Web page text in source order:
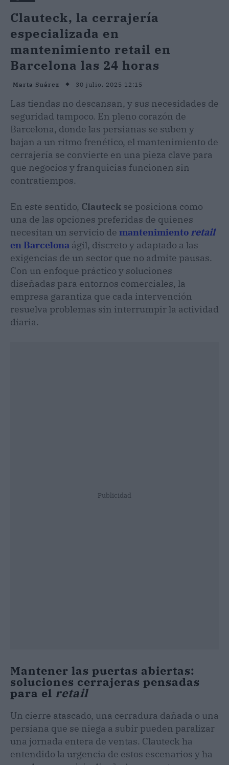
Clauteck, la cerrajería
especializada en
mantenimiento retail en
Barcelona las 24 horas
Marta Suárez 30 julio, 2025 12:15
Las tiendas no descansan, y sus necesidades de
seguridad tampoco. En pleno corazón de
Barcelona, donde las persianas se suben y
bajan a un ritmo frenético, el mantenimiento de
cerrajería se convierte en una pieza clave para
que negocios y franquicias funcionen sin
contratiempos.
En este sentido, Clauteck se posiciona como
una de las opciones preferidas de quienes
necesitan un servicio de mantenimiento retail
en Barcelona ágil, discreto y adaptado a las
exigencias de un sector que no admite pausas.
Con un enfoque práctico y soluciones
diseñadas para entornos comerciales, la
empresa garantiza que cada intervención
resuelva problemas sin interrumpir la actividad
diaria.
Publicidad
Mantener las puertas abiertas:
soluciones cerrajeras pensadas
para el retail
Un cierre atascado, una cerradura dañada o una
persiana que se niega a subir pueden paralizar
una jornada entera de ventas. Clauteck ha
entendido la urgencia de estos escenarios y ha